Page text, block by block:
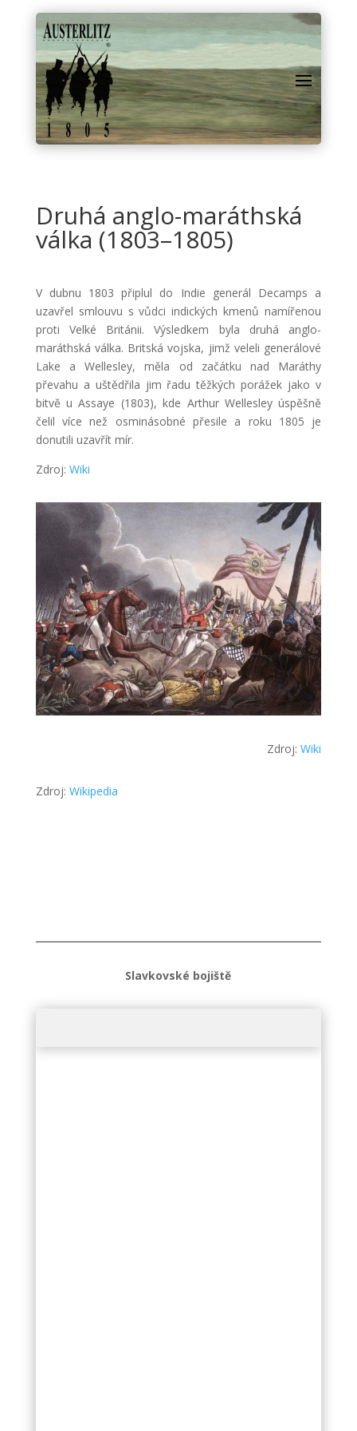
Druhá anglo-maráthská
válka (1803–1805)
V dubnu 1803 připlul do Indie generál Decamps a
uzavřel smlouvu s vůdci indických kmenů namířenou
proti Velké Británii. Výsledkem byla druhá anglo-
maráthská válka. Britská vojska, jimž veleli generálové
Lake a Wellesley, měla od začátku nad Maráthy
převahu a uštědřila jim řadu těžkých porážek jako v
bitvě u Assaye (1803), kde Arthur Wellesley úspěšně
čelil více než osminásobné přesile a roku 1805 je
donutili uzavřít mír.
Zdroj: Wiki
Zdroj:Wiki
Zdroj: Wikipedia
Slavkovské bojiště